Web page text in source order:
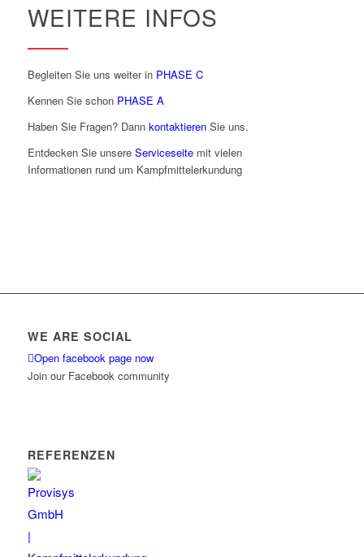
WEITERE INFOS
Begleiten Sie uns weiter in PHASE C
Kennen Sie schon PHASE A
Haben Sie Fragen? Dann kontaktierenSie uns.
Entdecken Sie unsere Serviceseitemit vielen
Informationen rund um Kampfmittelerkundung
WE ARE SOCIAL
Open facebook page now
Join our Facebook community
REFERENZEN